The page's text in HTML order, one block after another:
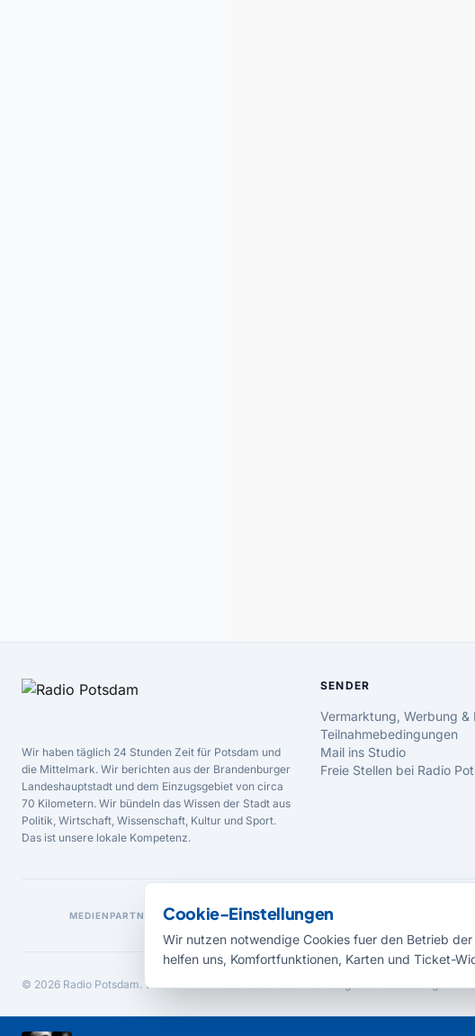
Wir haben täglich 24 Stunden Zeit für Potsdam und
die Mittelmark. Wir berichten aus der Brandenburger
Landeshauptstadt und dem Einzugsgebiet von circa
70 Kilometern. Wir bündeln das Wissen der Stadt aus
Politik, Wirtschaft, Wissenschaft, Kultur und Sport.
Das ist unsere lokale Kompetenz.
SENDER
Vermarktung, Werbung &
Teilnahmebedingungen
Mail ins Studio
Freie Stellen bei Radio
MEDIENPARTNER
© 2026 Radio Potsdam. Webseite entwickelt durch dieMedienagentur Babelsberg
Cookie-Einstellungen
Wir nutzen notwendige Cookies fuer den Betrieb
helfen uns, Komfortfunktionen, Karten und Ticket-